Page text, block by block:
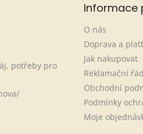
potřeby pro
Informace
O nás
Doprava a
Jak nakupovat
Reklamační řád
Obchodní
Podmínky
Moje